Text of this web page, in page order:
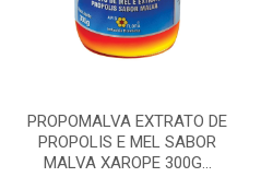
PROPOMALVA EXTRATO DE
PROPOLIS E MEL SABOR
MALVA XAROPE 300G...